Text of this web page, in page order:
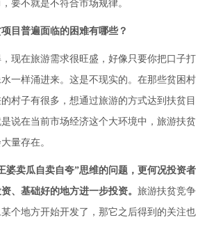
要不就是不符合市场规律。
目普遍面临的困难有哪些？
现在旅游需求很旺盛，好像只要你把口子打
一样涌进来。这是不现实的。在那些贫困村
村子有很多，想通过旅游的方式达到扶贫目
说在当前市场经济这个大环境中，旅游扶贫
量存在。
婆卖瓜自卖自夸”思维的问题，更何况投资者
、基础好的地方进一步投资。 旅游扶贫竞争
个地方开始开发了，那它之后得到的关注也